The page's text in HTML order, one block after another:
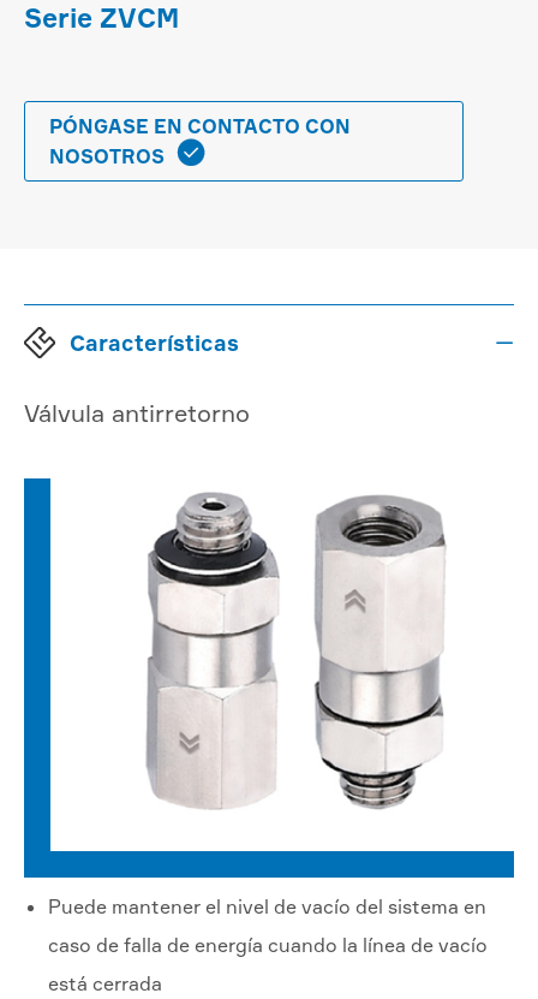
Serie ZVCM
PÓNGASE EN CONTACTO CON
NOSOTROS 
Características 
Válvula antirretorno
Puede mantener el nivel de vacío del sistema en
caso de falla de energía cuando la línea de vacío
está cerrada